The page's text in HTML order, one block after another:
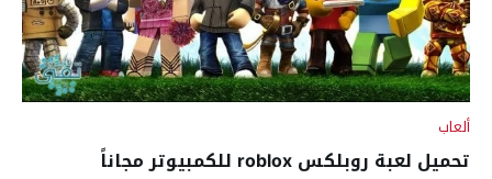
ألعاب
تحميل لعبة روبلكس roblox للكمبيوتر مجاناً